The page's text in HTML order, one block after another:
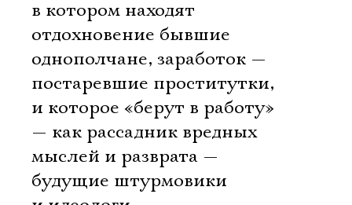
в котором находят
отдохновение бывшие
однополчане, заработок —
постаревшие проститутки,
и которое «берут в работу»
— как рассадник вредных
мыслей и разврата —
будущие штурмовики